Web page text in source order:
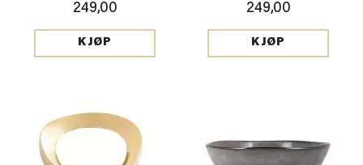
249,00
KJØP
249,00
KJØP